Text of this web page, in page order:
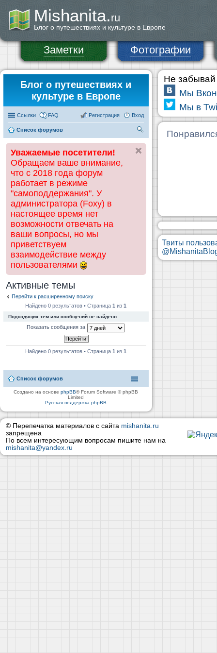
Mishanita.ru
Блог о путешествиях и культуре в Европе
Заметки Фотографии
Блог о путешествиях и
культуре в Европе
Ссылки FAQ Вход
Регистрация
Список форумов
ск
Уважаемые посетители!
Обращаем ваше внимание,
что с 2018 года форум
работает в режиме
"самоподдержания". У
администратора (Foxy) в
настоящее время нет
возможности отвечать на
ваши вопросы, но мы
приветствуем
взаимодействие между
пользователями
Активные темы
Перейти к расширенному поиску
Найдено 0 результатов • Страница1 из1
Подходящих тем или сообщений не найдено.
Показать сообщения за
Найдено 0 результатов • Страница1 из1
Список форумов
Создано на основеphpBB® Forum Software © phpBB
Limited
Русская поддержка phpBB
Не забывай
Мы
Мы в
Твиты
© Перепечатка материалов с сайта mishanita.ru
запрещена
По всем интересующим вопросам пишите нам на
mishanita@yandex.ru